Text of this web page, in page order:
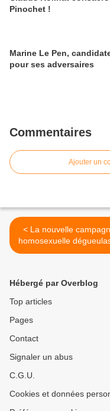
Pinochet !
Marine Le Pen,
pour ses adversaires
Commentaires
Ajouter un
< La nouvelle campagne
homosexuelle
du ministère de la
Hébergé par Overblog
Top articles
Pages
Contact
Signaler un abus
C.G.U.
Cookies et données